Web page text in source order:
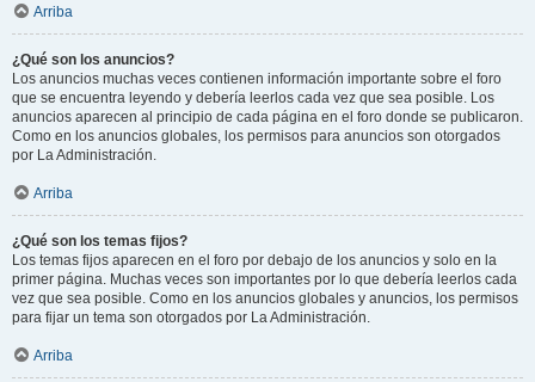
Arriba
¿Qué son los anuncios?
Los anuncios muchas veces contienen información importante sobre el foro
que se encuentra leyendo y debería leerlos cada vez que sea posible. Los
anuncios aparecen al principio de cada página en el foro donde se publicaron.
Como en los anuncios globales, los permisos para anuncios son otorgados
por La Administración.
Arriba
¿Qué son los temas fijos?
Los temas fijos aparecen en el foro por debajo de los anuncios y solo en la
primer página. Muchas veces son importantes por lo que debería leerlos cada
vez que sea posible. Como en los anuncios globales y anuncios, los permisos
para fijar un tema son otorgados por La Administración.
Arriba